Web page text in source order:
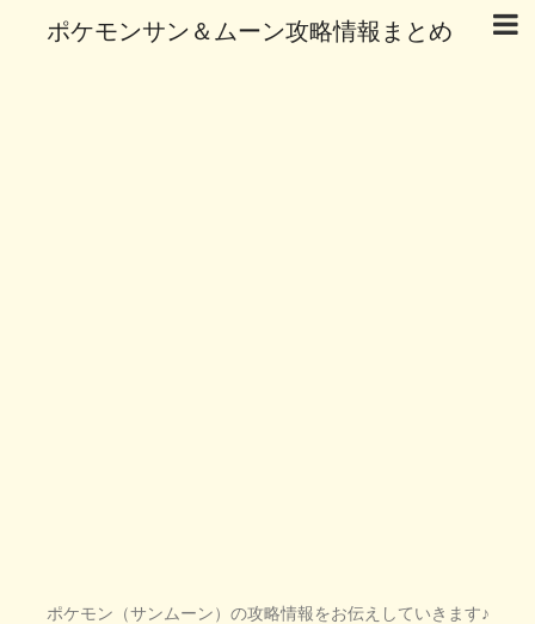
ポケモンサン＆ムーン攻略情報まとめ
ポケモン（サンムーン）の攻略情報をお伝えしていきます♪